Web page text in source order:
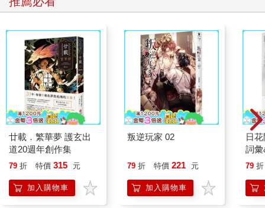
廿載．繁華夢 護玄出
道20週年創作集
79 折 特價 315 元
加入購物車
叛逆玩家 02
79 折 特價 221 元
加入購物車
日
詞
79 折